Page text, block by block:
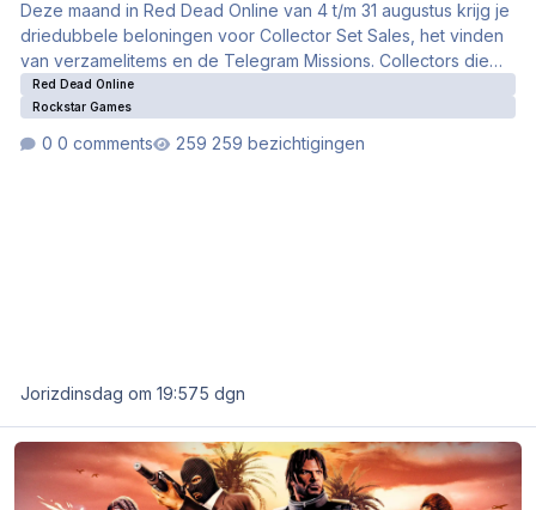
Deze maand in Red Dead Online van 4 t/m 31 augustus krijg je
driedubbele beloningen voor Collector Set Sales, het vinden
van verzamelitems en de Telegram Missions. Collectors die
jagen op zeldzame vondsten zitten deze maand dus goed.
Red Dead Online
Rockstar Games
0 comments 259 bezichtigingen
Jorizdinsdag om 19:575 dgn
Deze week in GTA Online: Summer Heist Event van start!